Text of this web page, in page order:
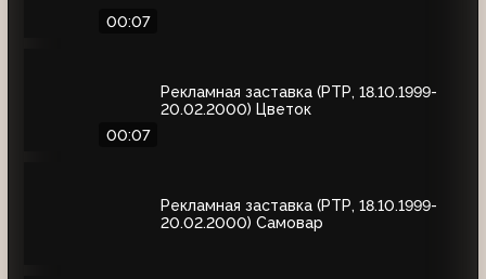
00:07
00:07
Рекламная заставка (РТР, 18.10.1999-
20.02.2000) Цветок
Рекламная заставка (РТР, 18.10.1999-
20.02.2000) Самовар